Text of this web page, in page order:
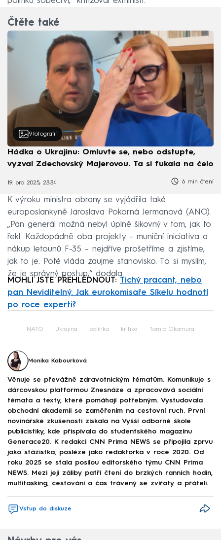
Čtěte také
9 fotografií
Hádka o Ukrajinu: Omluvte se, nebo odstupte,
vyzval Zdechovský Majerovou. Ta si ťukala na čelo
19. pro 2025, 23:34 6 min čtení
K výroku ministra obrany se vyjádřila také
europoslankyně Jaroslava Pokorná Jermanová (ANO).
„Pan generál možná nebyl úplně šikovný v tom, jak to
řekl. Každopádně oba projekty – muniční iniciativa a
nákup letounů F-35 – nejdříve prošetříme a zjistíme,
jak to je. Poté vláda zaujme stanovisko. To si myslím,
že je správný postup,“ dodala.
MOHLI JSTE PŘEHLÉDNOUT: Tichý pracant, nebo
pan Neviditelný. Jak eurokomisaře Síkelu hodnotí
po roce experti?
NATO Ukrajina politika kritika Tomio Okamura
Monika Kabourková
Věnuje se převážně zdravotnickým tématům. Komunikuje s
dárcovskou platformou Znesnáze a zpracovává sociální
témata a texty, které pomáhají potřebným. Vystudovala
obchodní akademii se zaměřením na cestovní ruch. První
novinářské zkušenosti získala na Vyšší odborné škole
publicistiky, kde přispívala do studentského magazínu
Generace20. K redakci CNN Prima NEWS se připojila zprvu
jako stážistka, posléze jako redaktorka v roce 2020. Od
roku 2025 se stala posilou editorského týmu CNN Prima
NEWS. Mezi její záliby patří čtení do brzkých ranních hodin,
multitasking, cestování a čas trávený se zvířaty a přáteli.
Vstup do diskuze